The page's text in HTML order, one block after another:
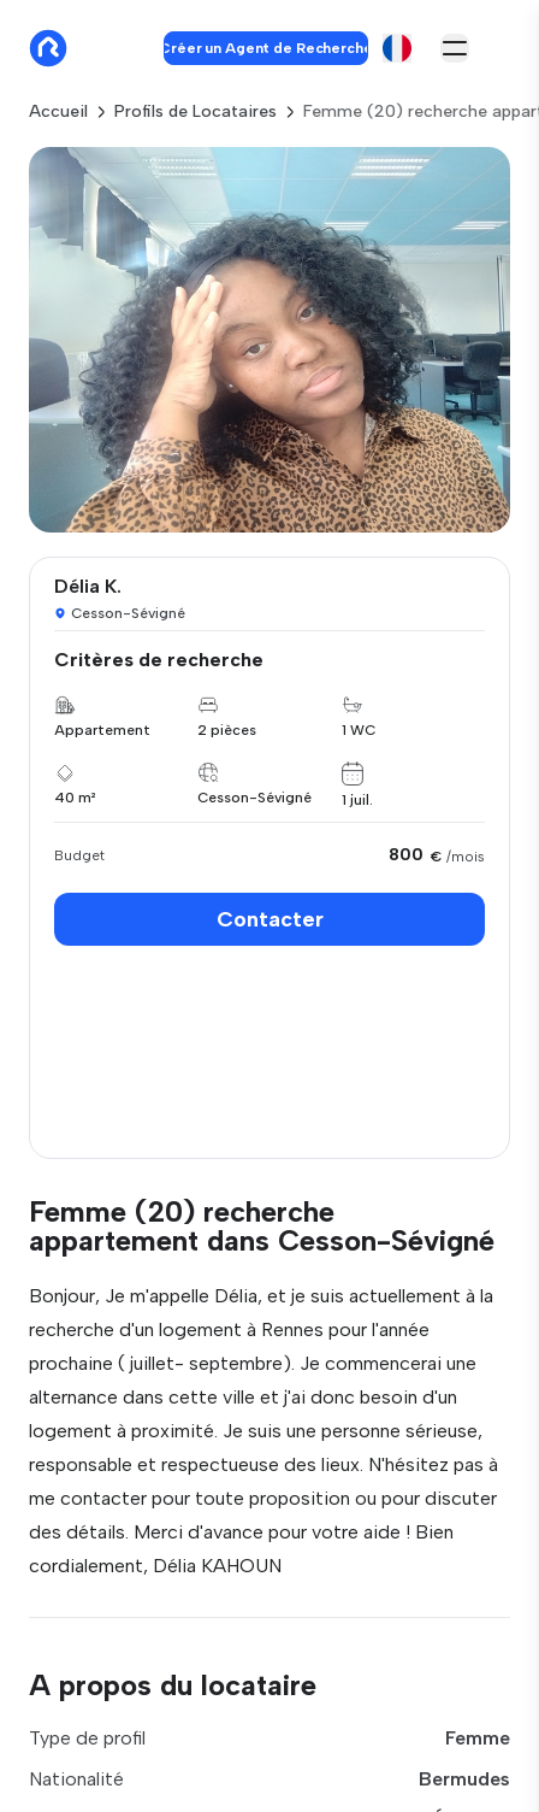
Créer un Agent de Recherche
Accueil Profils de Locataires Femme (20) recherche
Délia K.
Cesson-Sévigné
Critères de recherche
Appartement 2 pièces 1 WC
40 m² Cesson-Sévigné 1 juil.
Budget 800 € /mois
Contacter
Femme (20) recherche
appartement dans Cesson-Sévigné
Bonjour, Je m'appelle Délia, et je suis actuellement à la
recherche d'un logement à Rennes pour l'année
prochaine ( juillet- septembre). Je commencerai une
alternance dans cette ville et j'ai donc besoin d'un
logement à proximité. Je suis une personne sérieuse,
responsable et respectueuse des lieux. N'hésitez pas à
me contacter pour toute proposition ou pour discuter
des détails. Merci d'avance pour votre aide ! Bien
cordialement, Délia KAHOUN
A propos du locataire
Type de profil
Femme
Nationalité
Bermudes